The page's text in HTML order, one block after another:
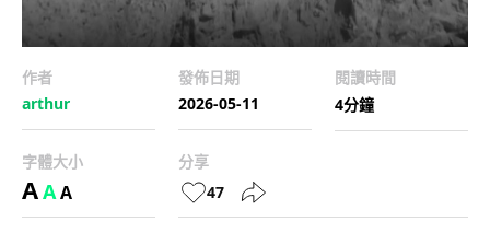
作者
arthur
發佈日期
2026-05-11
閱讀時間
4分鐘
字體大小
AAA
分享
47